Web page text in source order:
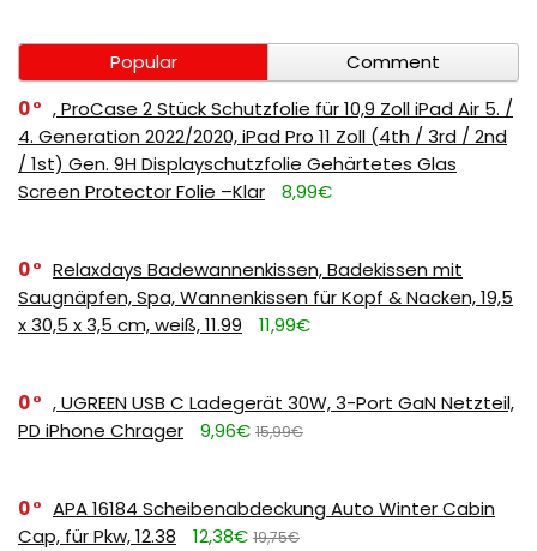
Popular
Comment
0
, ProCase 2 Stück Schutzfolie für 10,9 Zoll iPad Air 5. /
4. Generation 2022/2020, iPad Pro 11 Zoll (4th / 3rd / 2nd
/ 1st) Gen. 9H Displayschutzfolie Gehärtetes Glas
Screen Protector Folie –Klar
8,99€
0
Relaxdays Badewannenkissen, Badekissen mit
Saugnäpfen, Spa, Wannenkissen für Kopf & Nacken, 19,5
x 30,5 x 3,5 cm, weiß, 11.99
11,99€
0
, UGREEN USB C Ladegerät 30W, 3-Port GaN Netzteil,
PD iPhone Chrager
9,96€ 15,99€
0
APA 16184 Scheibenabdeckung Auto Winter Cabin
Cap, für Pkw, 12.38
12,38€ 19,75€